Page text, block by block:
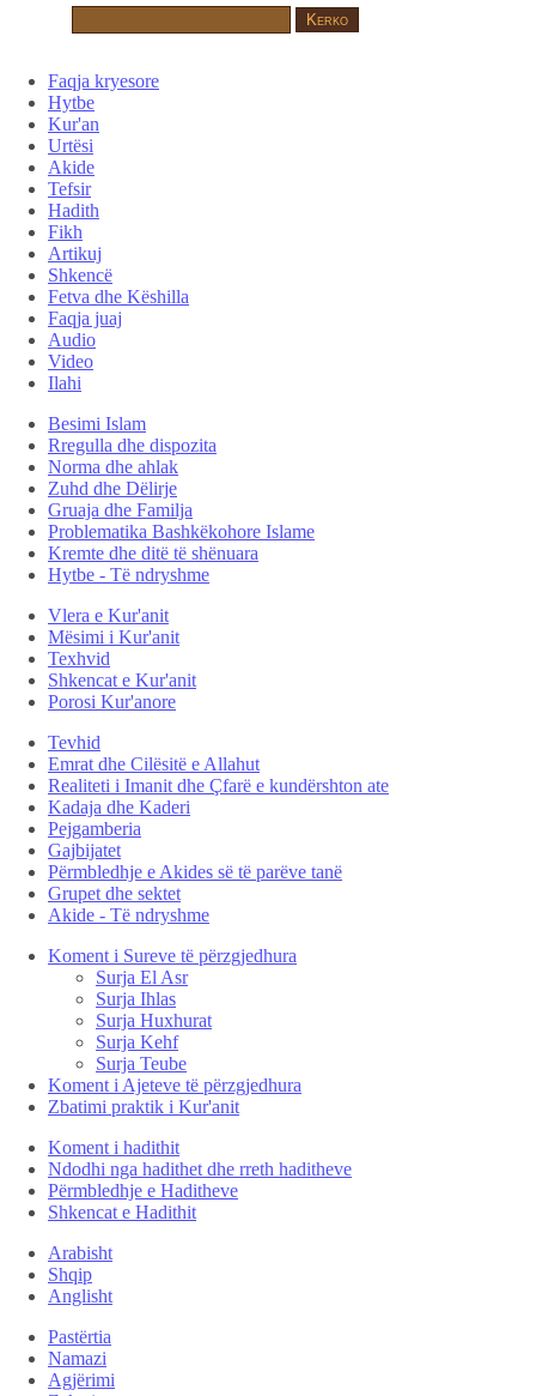
Faqja kryesore
Hytbe
Kur'an
Urtësi
Akide
Tefsir
Hadith
Fikh
Artikuj
Shkencë
Fetva dhe Këshilla
Faqja juaj
Audio
Video
Ilahi
Besimi Islam
Rregulla dhe dispozita
Norma dhe ahlak
Zuhd dhe Dëlirje
Gruaja dhe Familja
Problematika Bashkëkohore Islame
Kremte dhe ditë të shënuara
Hytbe - Të ndryshme
Vlera e Kur'anit
Mësimi i Kur'anit
Texhvid
Shkencat e Kur'anit
Porosi Kur'anore
Tevhid
Emrat dhe Cilësitë e Allahut
Realiteti i Imanit dhe Çfarë e kundërshton ate
Kadaja dhe Kaderi
Pejgamberia
Gajbijatet
Përmbledhje e Akides së të parëve tanë
Grupet dhe sektet
Akide - Të ndryshme
Koment i Sureve të përzgjedhura
Surja El Asr
Surja Ihlas
Surja Huxhurat
Surja Kehf
Surja Teube
Koment i Ajeteve të përzgjedhura
Zbatimi praktik i Kur'anit
Koment i hadithit
Ndodhi nga hadithet dhe rreth haditheve
Përmbledhje e Haditheve
Shkencat e Hadithit
Arabisht
Shqip
Anglisht
Pastërtia
Namazi
Agjërimi